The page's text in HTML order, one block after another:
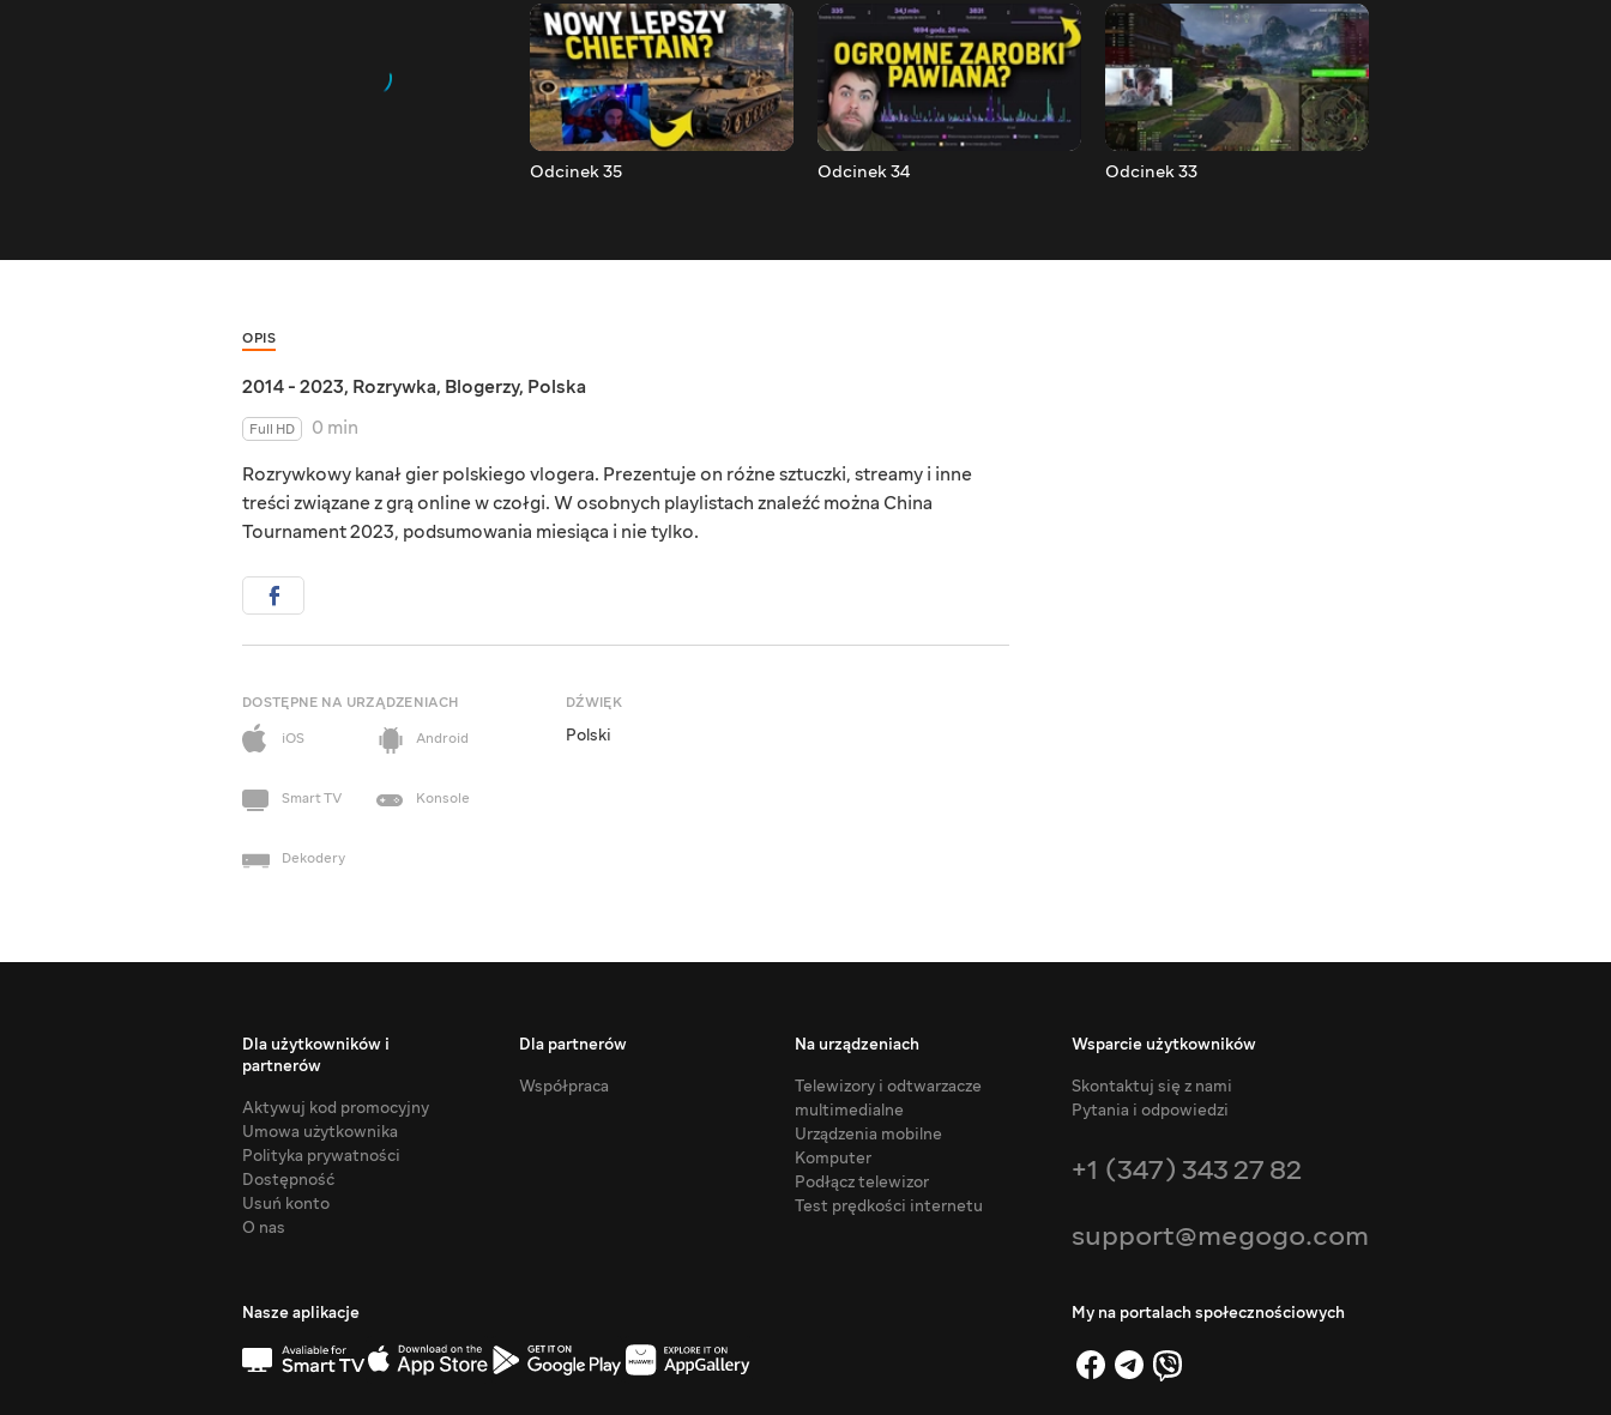
Odcinek 35 Odcinek 34 Odcinek 33
OPIS
2014 - 2023, Rozrywka, Blogerzy, Polska
Full HD
0 min
Rozrywkowy kanał gier polskiego vlogera. Prezentuje on różne sztuczki, streamy i inne
treści związane z grą online w czołgi. W osobnych playlistach znaleźć można China
Tournament 2023, podsumowania miesiąca i nie tylko.
DOSTĘPNE NA URZĄDZENIACH
iOS
Android
Smart TV Konsole
Dekodery
DŹWIĘK
Polski
Dla użytkowników i
partnerów
Aktywuj kod promocyjny
Umowa użytkownika
Polityka prywatności
Dostępność
Usuń konto
O nas
Dla partnerów
Współpraca
Na urządzeniach
Telewizory i odtwarzacze
multimedialne
Urządzenia mobilne
Komputer
Podłącz telewizor
Test prędkości internetu
Wsparcie użytkowników
Skontaktuj się z nami
Pytania i odpowiedzi
+1 (347) 343 27 82
support@megogo.com
Nasze aplikacje My na portalach społecznościowych